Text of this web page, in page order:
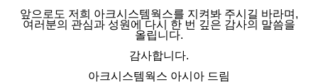
앞으로도 저희 아크시스템웍스를 지켜봐 주시길 바라며,
여러분의 관심과 성원에 다시 한 번 깊은 감사의 말씀을
올립니다.
감사합니다.
아크시스템웍스 아시아 드림